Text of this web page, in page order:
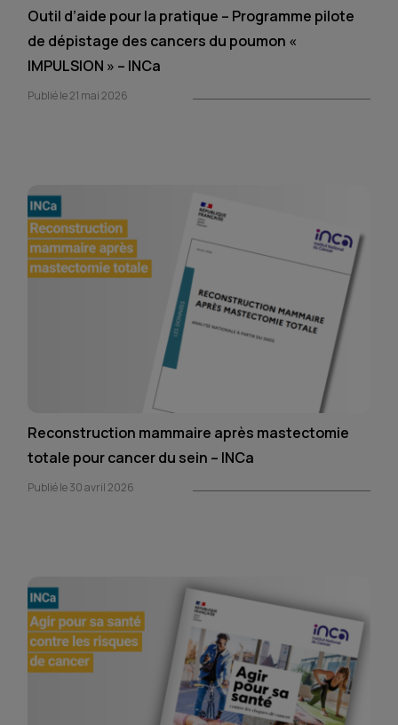
Outil d’aide pour la pratique – Programme pilote
de dépistage des cancers du poumon «
IMPULSION » – INCa
Publié le 21 mai 2026
Reconstruction mammaire après mastectomie
totale pour cancer du sein – INCa
Publié le 30 avril 2026